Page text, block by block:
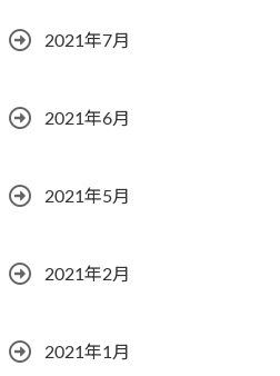
2021年7月
2021年6月
2021年5月
2021年2月
2021年1月